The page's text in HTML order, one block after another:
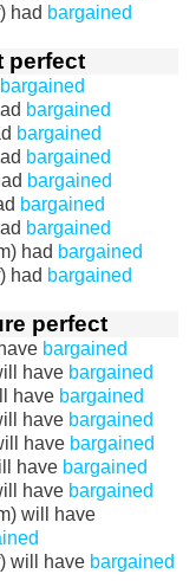
had bargained
perfect
bargained
bargained
bargained
bargained
bargained
bargained
bargained
had bargained
had bargained
perfect
bargained
have bargained
have bargained
have bargained
have bargained
have bargained
have bargained
will have
will have bargained